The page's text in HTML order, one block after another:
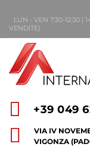
LUN - VEN 7:30-12:30 |
VENDITE)
+39 049
VIA IV
VIGONZA